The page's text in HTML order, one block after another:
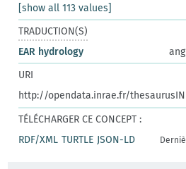
[show all 113 values]
TRADUCTION(S)
EAR hydrology
URI
http://opendata.inrae.fr/
TÉLÉCHARGER CE CONCEPT :
RDF/XML TURTLE JSON-LD